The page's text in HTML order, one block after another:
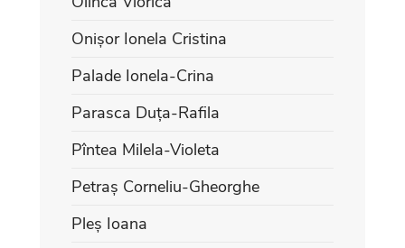
Onișor Ionela Cristina
Palade Ionela-Crina
Parasca Duța-Rafila
Pîntea Milela-Violeta
Petraș Corneliu-Gheorghe
Pleș Ioana